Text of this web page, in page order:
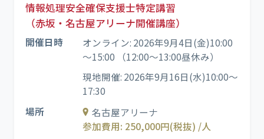
情報処理安全確保支援士特定講習
（赤坂・名古屋アリーナ開催講座）
開催日時
オンライン: 2026年9月4日(金)10:00
～15:00 （12:00～13:00昼休み）
現地開催: 2026年9月16日(水)10:00～
17:30
場所
名古屋アリーナ
参加費用: 250,000円(税抜) /人